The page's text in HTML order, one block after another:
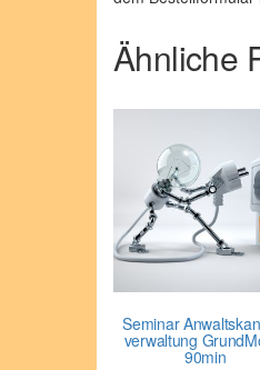
Ähnliche
Seminar
verwaltung
90min